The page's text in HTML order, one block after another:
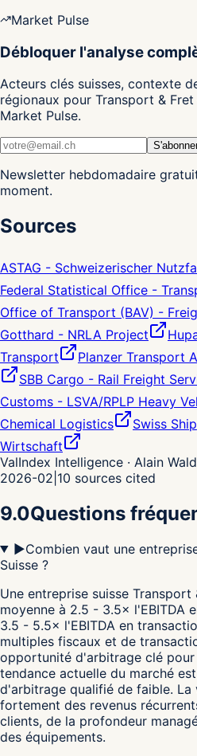
Market Pulse
Débloquer l'analyse
Acteurs clés suisses, contexte
régionaux pour Transport &
Market Pulse.
Newsletter hebdomadaire
moment.
Sources
ASTAG - Schweizerischer
Federal Statistical Office -
Office of Transport (BAV) -
Gotthard - NRLA Project
Transport
Planzer Transport
SBB Cargo - Rail Freight
Customs - LSVA/RPLP Heavy
Chemical Logistics
Swiss
Wirtschaft
ValIndex Intelligence · Alain
2026-02 10 sources cited
9.0Questions
▶Combien vaut une
Suisse ?
Une entreprise suisse Transport
moyenne à 2.5 - 3.5× l'EBITDA
3.5 - 5.5× l'EBITDA en
multiples fiscaux et de
opportunité d'arbitrage clé pour
tendance actuelle du marché
d'arbitrage qualifié de faible. La
fortement des revenus
clients, de la profondeur
des équipements.